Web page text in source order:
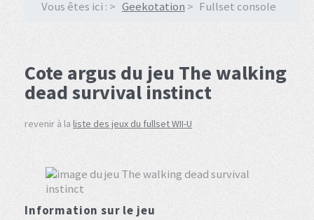
Vous êtes ici : Geekotation Fullset console
Cote argus du jeu The walking
dead survival instinct
revenir à la liste des jeux du fullset WII-U
Information sur le jeu